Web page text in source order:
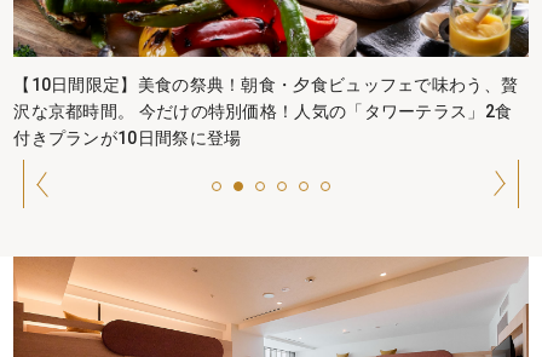
【10日間限定】美食の祭典！朝食・夕食ビュッフェで味わう、贅
沢な京都時間。 今だけの特別価格！人気の「タワーテラス」2食
付きプランが10日間祭に登場